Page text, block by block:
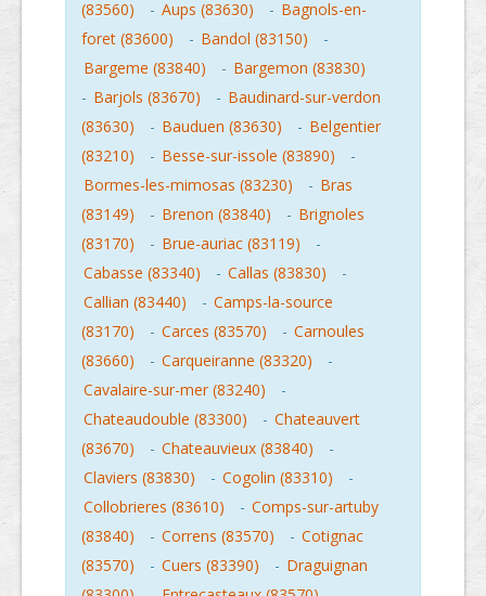
(83560)
- Aups (83630) - Bagnols-en-
foret (83600)
- Bandol (83150)
-
Bargeme (83840)
- Bargemon (83830)
- Barjols (83670) - Baudinard-sur-verdon
(83630)
- Bauduen (83630) - Belgentier
(83210)
- Besse-sur-issole (83890)
-
Bormes-les-mimosas (83230)
- Bras
(83149)
- Brenon (83840) - Brignoles
(83170)
- Brue-auriac (83119)
-
Cabasse (83340)
- Callas (83830)
-
Callian (83440)
- Camps-la-source
(83170)
- Carces (83570) - Carnoules
(83660)
- Carqueiranne (83320)
-
Cavalaire-sur-mer (83240)
-
Chateaudouble (83300)
- Chateauvert
(83670)
- Chateauvieux (83840)
-
Claviers (83830)
- Cogolin (83310)
-
Collobrieres (83610)
- Comps-sur-artuby
(83840)
- Correns (83570) - Cotignac
(83570)
- Cuers (83390) - Draguignan